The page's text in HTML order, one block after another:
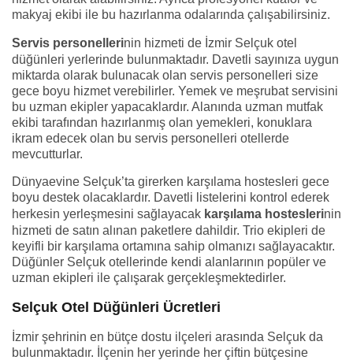
makyaj ekibi ile bu hazırlanma odalarında çalışabilirsiniz.
Servis personellerinin hizmeti de İzmir Selçuk otel
düğünleri yerlerinde bulunmaktadır. Davetli sayınıza uygun
miktarda olarak bulunacak olan servis personelleri size
gece boyu hizmet verebilirler. Yemek ve meşrubat servisini
bu uzman ekipler yapacaklardır. Alanında uzman mutfak
ekibi tarafından hazırlanmış olan yemekleri, konuklara
ikram edecek olan bu servis personelleri otellerde
mevcutturlar.
Dünyaevine Selçuk’ta girerken karşılama hostesleri gece
boyu destek olacaklardır. Davetli listelerini kontrol ederek
herkesin yerleşmesini sağlayacak karşılama hosteslerinin
hizmeti de satın alınan paketlere dahildir. Trio ekipleri de
keyifli bir karşılama ortamına sahip olmanızı sağlayacaktır.
Düğünler Selçuk otellerinde kendi alanlarının popüler ve
uzman ekipleri ile çalışarak gerçekleşmektedirler.
Selçuk Otel Düğünleri Ücretleri
İzmir şehrinin en bütçe dostu ilçeleri arasında Selçuk da
bulunmaktadır. İlçenin her yerinde her çiftin bütçesine